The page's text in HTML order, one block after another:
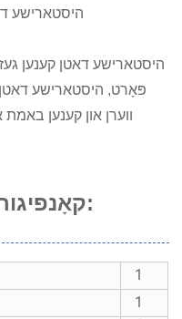
ווערן און קענען באמת
קאָנפיגוראַציע רשימה:
1
1